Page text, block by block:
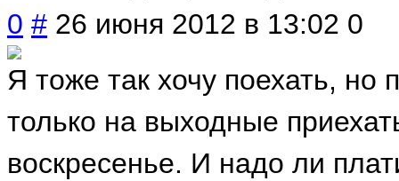
0 # 26 июня 2012 в 13:02 0
Я тоже так хочу поехать,
только на выходные
воскресенье. И надо ли